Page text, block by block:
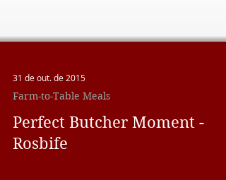
31 de out. de 2015